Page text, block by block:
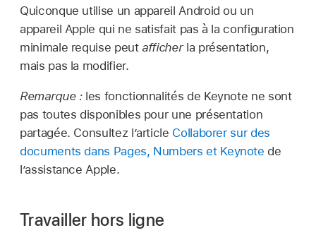
Quiconque utilise un appareil Android ou un
appareil Apple qui ne satisfait pas à la configuration
minimale requise peut afficherla présentation,
mais pas la modifier.
Remarque : les fonctionnalités de Keynote ne sont
pas toutes disponibles pour une présentation
partagée. Consultez l’article Collaborer sur des
documents dans Pages, Numbers et Keynote de
l’assistance Apple.
Travailler hors ligne